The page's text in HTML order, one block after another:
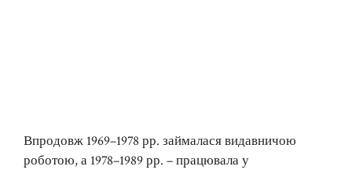
Впродовж 1969–1978 рр. займалася видавничою
роботою, а 1978–1989 рр. – працювала у